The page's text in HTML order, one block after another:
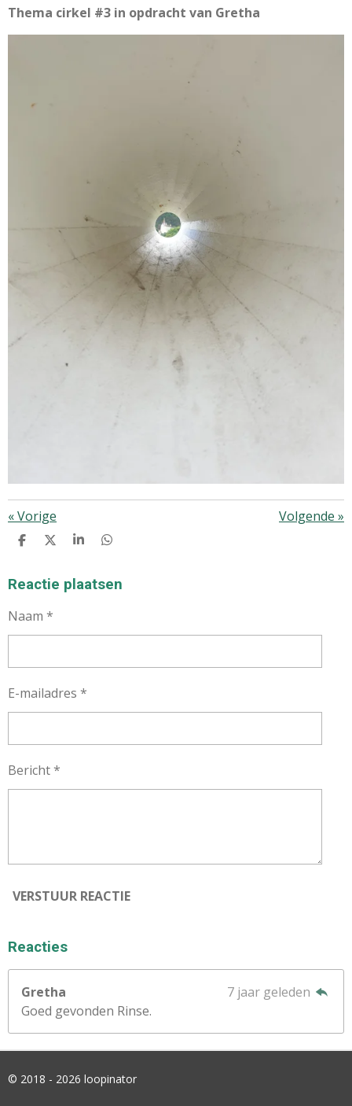
Thema cirkel #3 in opdracht van Gretha
«Vorige Volgende »
D
E
N
D
L
S
R
E
D
E
N
Reactie plaatsen
Naam *
E-mailadres *
Bericht *
VERSTUUR REACTIE
Reacties
Gretha
7 jaar geleden
Goed gevonden Rinse.
© 2018 - 2026 loopinator